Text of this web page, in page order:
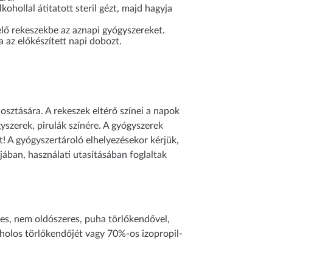
átitatott steril gézt, majd hagyja
rekeszekbe az aznapi gyógyszereket.
az előkészített napi dobozt.
A rekeszek eltérő színei a napok
pirulák színére. A gyógyszerek
A gyógyszertároló elhelyezésekor kérjük,
használati utasításában foglaltak
nem oldószeres, puha törlőkendővel,
törlőkendőjét vagy 70%-os izopropil-